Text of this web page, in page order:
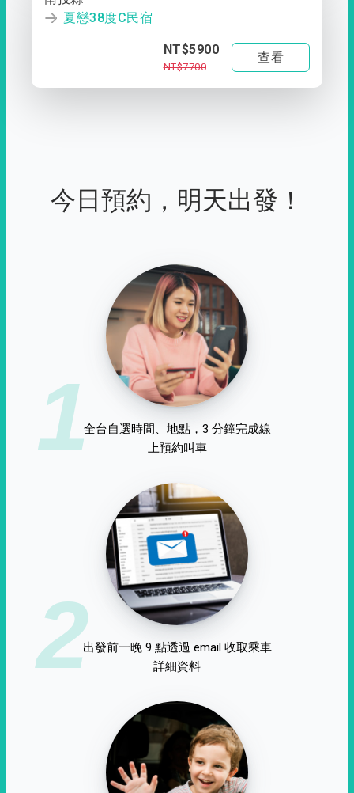
夏戀38度C民宿
NT$5900
NT$7700
查看
今日預約，明天出發！
1全台自選時間、地點，3 分鐘完成線
上預約叫車
2出發前一晚 9 點透過 email 收取乘車
詳細資料